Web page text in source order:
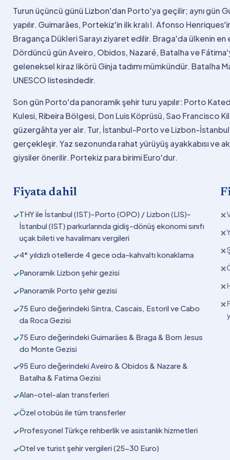
Turun üçüncü günü Lizbon'dan Porto'ya geçilir; aynı gün
yapılır. Guimarães, Portekiz'in ilk kralı I. Afonso
Bragança Dükleri Sarayı ziyaret edilir. Braga'da ülkenin
Dördüncü gün Aveiro, Obidos, Nazaré, Batalha ve
geleneksel kiraz likörü Ginja tadımı mümkündür. Batalha
UNESCO listesindedir.
Son gün Porto'da panoramik şehir turu yapılır: Porto
Kulesi, Ribeira Bölgesi, Don Luis Köprüsü, Sao Francisco
güzergâhta yer alır. Tur, İstanbul-Porto ve Lizbon-
gerçekleşir. Yaz sezonunda rahat yürüyüş ayakkabısı ve
giysiler önerilir. Portekiz para birimi Euro'dur.
Fiyata dahil
✓THY ile İstanbul (IST)-Porto (OPO) / Lizbon (LIS)-
İstanbul (IST) parkurlarında gidiş-dönüş ekonomi sınıfı
uçak bileti ve havalimanı vergileri
✓4* yıldızlı otellerde 4 gece oda-kahvaltı konaklama
✓Panoramik Lizbon şehir gezisi
✓Panoramik Porto şehir gezisi
✓75 Euro değerindeki Sintra, Cascais, Estoril ve Cabo
da Roca Gezisi
✓75 Euro değerindeki Guimarães & Braga & Bom Jesus
do Monte Gezisi
✓95 Euro değerindeki Aveiro & Obidos & Nazare &
Batalha & Fatima Gezisi
✓Alan-otel-alan transferleri
✓Özel otobüs ile tüm transferler
✓Profesyonel Türkçe rehberlik ve asistanlık hizmetleri
✓Otel ve turist şehir vergileri (25-30 Euro)
✕
✕
✕
✕
✕
✕